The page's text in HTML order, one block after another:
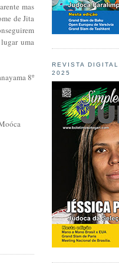
mas
de Jita
uma
8º
REVISTA
2025